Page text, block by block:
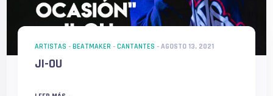
ARTISTAS - BEATMAKER - CANTANTES - AGOSTO 13, 2021
JI-OU